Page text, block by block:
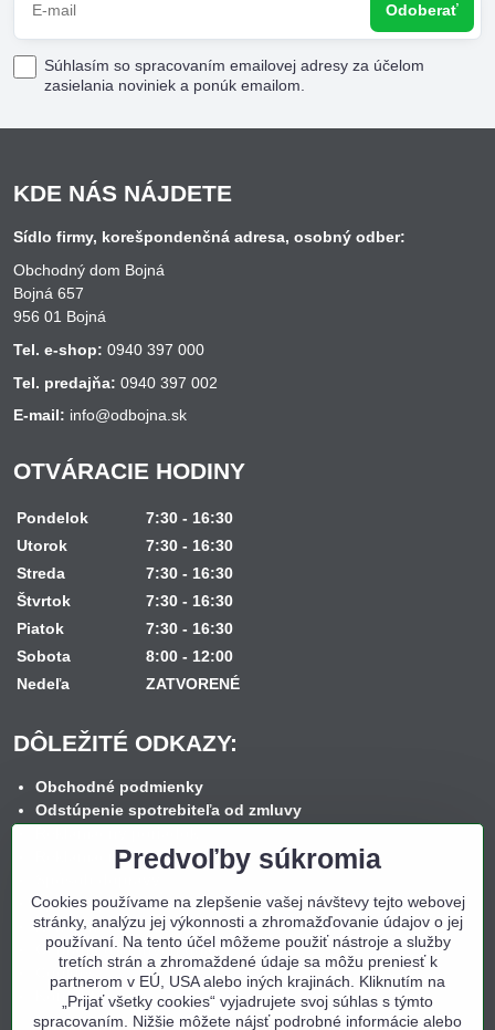
Odoberať
Súhlasím so spracovaním emailovej adresy za účelom
zasielania noviniek a ponúk emailom.
KDE NÁS NÁJDETE
Sídlo firmy, korešpondenčná adresa, osobný odber:
Obchodný dom Bojná
Bojná 657
956 01 Bojná
Tel. e-shop: 0940 397 000
Tel. predajňa: 0940 397 002
E-mail: info@odbojna.sk
OTVÁRACIE HODINY
Pondelok
7:30 - 16:30
Utorok
7:30 - 16:30
Streda
7:30 - 16:30
Štvrtok
7:30 - 16:30
Piatok
7:30 - 16:30
Sobota
8:00 - 12:00
Nedeľa
ZATVORENÉ
DÔLEŽITÉ ODKAZY:
Obchodné podmienky
Odstúpenie spotrebiteľa od zmluvy
Reklamačný formulár
Spôsob platby
Nákup na splátky
Ochrana osobných údajov
Cookies
Kontakt
Predvoľby súkromia
Cookies používame na zlepšenie vašej návštevy tejto webovej
stránky, analýzu jej výkonnosti a zhromažďovanie údajov o jej
používaní. Na tento účel môžeme použiť nástroje a služby
tretích strán a zhromaždené údaje sa môžu preniesť k
partnerom v EÚ, USA alebo iných krajinách. Kliknutím na
„Prijať všetky cookies“ vyjadrujete svoj súhlas s týmto
spracovaním. Nižšie môžete nájsť podrobné informácie alebo